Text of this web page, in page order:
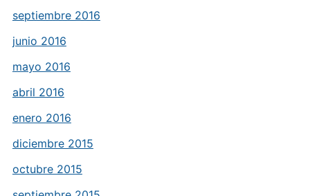
septiembre 2016
junio 2016
mayo 2016
abril 2016
enero 2016
diciembre 2015
octubre 2015